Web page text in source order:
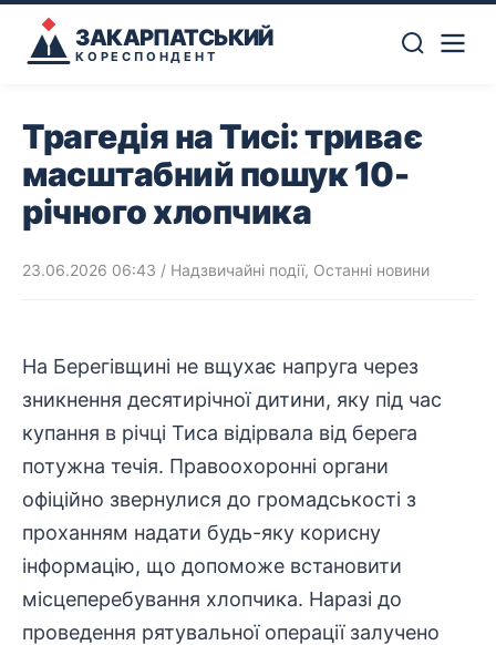
ЗАКАРПАТСЬКИЙ
КОРЕСПОНДЕНТ
Трагедія на Тисі: триває
масштабний пошук 10-
річного хлопчика
23.06.2026 06:43 / Надзвичайні події, Останні новини
На Берегівщині не вщухає напруга через
зникнення десятирічної дитини, яку під час
купання в річці Тиса відірвала від берега
потужна течія. Правоохоронні органи
офіційно звернулися до громадськості з
проханням надати будь-яку корисну
інформацію, що допоможе встановити
місцеперебування хлопчика. Наразі до
проведення рятувальноїоперації залучено